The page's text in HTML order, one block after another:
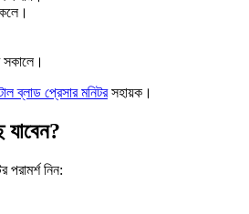
সকালে।
ব্লাড প্রেসার মনিটরসহায়ক।
যাবেন?
পরামর্শ নিন: